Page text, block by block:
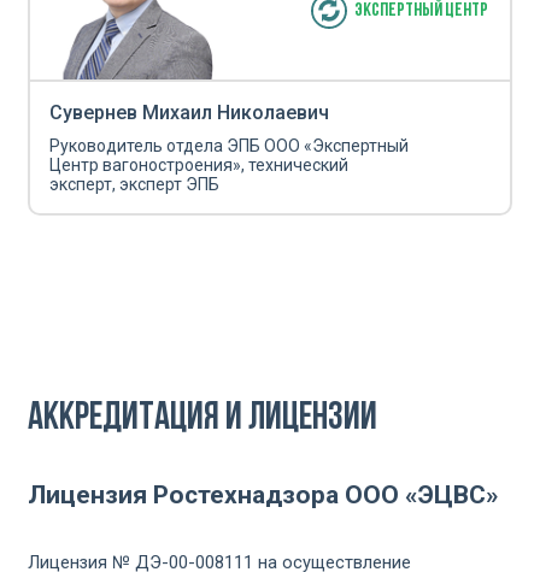
Сувернев Михаил Николаевич
Руководитель отдела ЭПБ ООО «Экспертный
Центр вагоностроения», технический
эксперт, эксперт ЭПБ
Экспертный Центр
Аккредитация и лицензии
Лицензия Ростехнадзора ООО «ЭЦВС»
Лицензия № ДЭ-00-008111 на осуществление